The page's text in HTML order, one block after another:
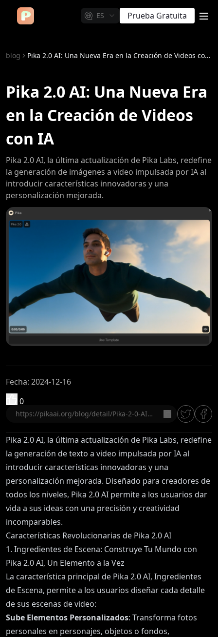
ES Prueba Gratuita
blog Pika 2.0 AI: Una Nueva Era en la Creación de Videos con IA
Pika 2.0 AI: Una Nueva Era
en la Creación de Videos
con IA
Pika 2.0 AI, la última actualización de Pika Labs, redefine
la generación de imágenes a video impulsada por IA al
introducir características innovadoras y una
personalización mejorada.
Fecha: 2024-12-16
0
copiar
Pika 2.0 AI, la última actualización de Pika Labs, redefine
la generación de texto a video impulsada por IA al
introducir características innovadoras y una
personalización mejorada. Diseñado para creadores de
todos los niveles, Pika 2.0 AI permite a los usuarios dar
vida a sus ideas con una precisión y creatividad
incomparables.
Características Revolucionarias de Pika 2.0 AI
1. Ingredientes de Escena: Construye Tu Mundo con
Pika 2.0 AI, Un Elemento a la Vez
La característica principal de Pika 2.0 AI, Ingredientes
de Escena, permite a los usuarios diseñar cada detalle
de sus escenas de video:
Sube Elementos Personalizados: Transforma fotos
personales en personajes, objetos o fondos,